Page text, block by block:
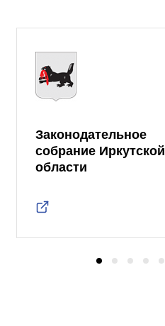
Законодательное
собрание Иркутской
области